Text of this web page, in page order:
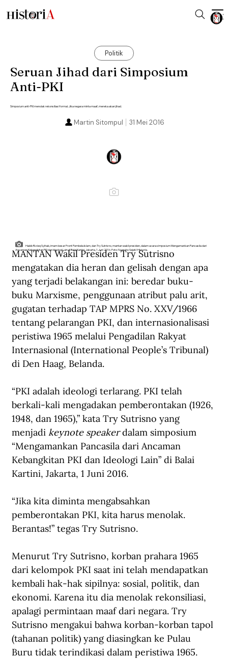
Politik
Seruan Jihad dari Simposium
Anti-PKI
Simposium anti-PKI menolak rekonsiliasi formal. Jika negara minta maaf, mereka akan jihad.
31 Mei 2016
Martin Sitompul
Habib Rizieq Syihab, imam besar Front Pembela Islam, dan Try Sutrisno, mantan wakil presiden, dalam acara simposium Mengamankan Pancasila dari
Ancaman Kebangkitan PKI dan Ideologi Lain di Balai Kartini, Jakarta, 1 Juni 2016. Foto: Nugroho Sejati/Historia.
MANTAN Wakil Presiden Try Sutrisno
mengatakan dia heran dan gelisah dengan apa
yang terjadi belakangan ini: beredar buku-
buku Marxisme, penggunaan atribut palu arit,
gugatan terhadap TAP MPRS No. XXV/1966
tentang pelarangan PKI, dan internasionalisasi
peristiwa 1965 melalui Pengadilan Rakyat
Internasional (International People’s Tribunal)
di Den Haag, Belanda.
“PKI adalah ideologi terlarang. PKI telah
berkali-kali mengadakan pemberontakan (1926,
1948, dan 1965),” kata Try Sutrisno yang
menjadi keynote speaker dalam simposium
“Mengamankan Pancasila dari Ancaman
Kebangkitan PKI dan Ideologi Lain” di Balai
Kartini, Jakarta, 1 Juni 2016.
“Jika kita diminta mengabsahkan
pemberontakan PKI, kita harus menolak.
Berantas!” tegas Try Sutrisno.
Menurut Try Sutrisno, korban prahara 1965
dari kelompok PKI saat ini telah mendapatkan
kembali hak-hak sipilnya: sosial, politik, dan
ekonomi. Karena itu dia menolak rekonsiliasi,
apalagi permintaan maaf dari negara. Try
Sutrisno mengakui bahwa korban-korban tapol
(tahanan politik) yang diasingkan ke Pulau
Buru tidak terindikasi dalam peristiwa 1965.